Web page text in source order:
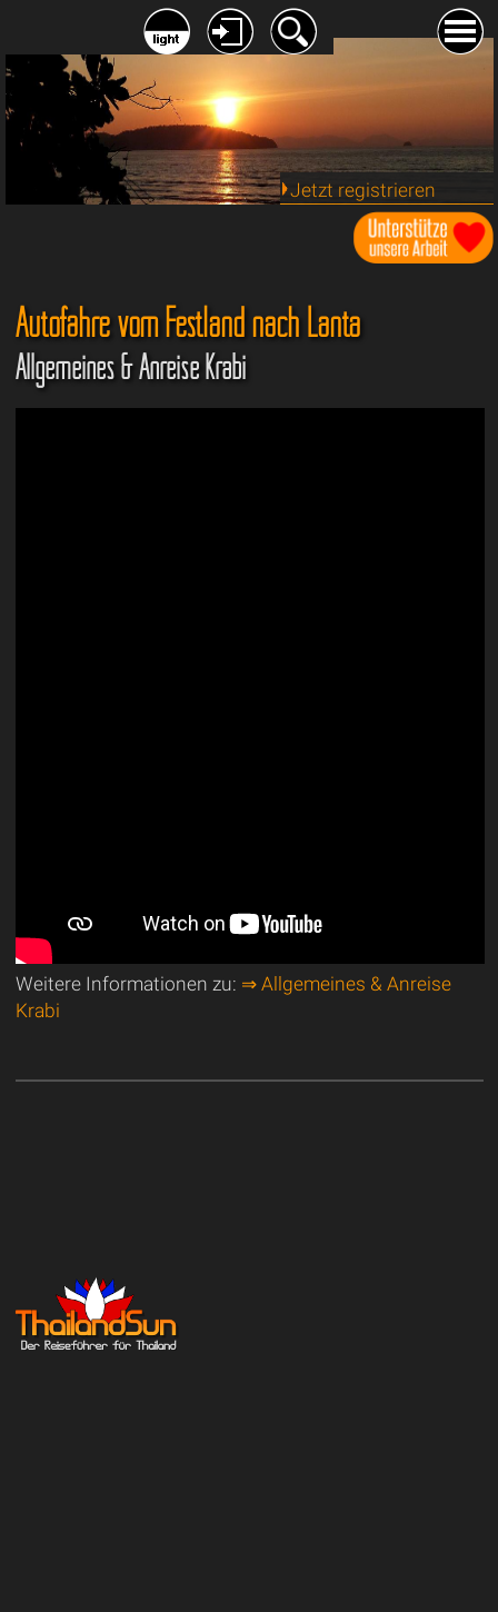
Jetzt registrieren
Autofähre vom Festland nach Lanta
Allgemeines & Anreise Krabi
Weitere Informationen zu: ⇒ Allgemeines & Anreise
Krabi